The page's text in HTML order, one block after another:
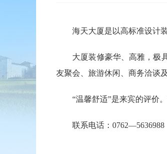
海天大厦是以高标准设计装
大厦装修豪华、高雅，极具
友聚会、旅游休闲、商务洽谈
“温馨舒适”是来宾的评价。
联系电话：0762—5636988